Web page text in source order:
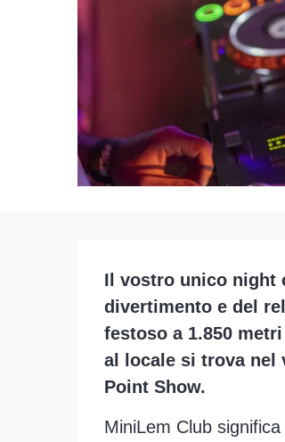
Descrizione
Il vostro unico night
divertimento e del
festoso a 1.850
al locale si trova nel
Point Show.
MiniLem Club